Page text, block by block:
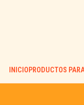
INICIOPRODUCTOS